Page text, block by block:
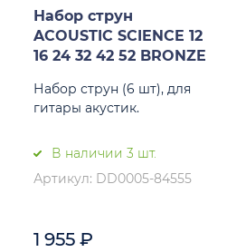
Набор струн
ACOUSTIC SCIENCE 12
16 24 32 42 52 BRONZE
Набор струн (6 шт), для
гитары акустик.
В наличии 3 шт.
Артикул: DD0005-84555
1 955 ₽